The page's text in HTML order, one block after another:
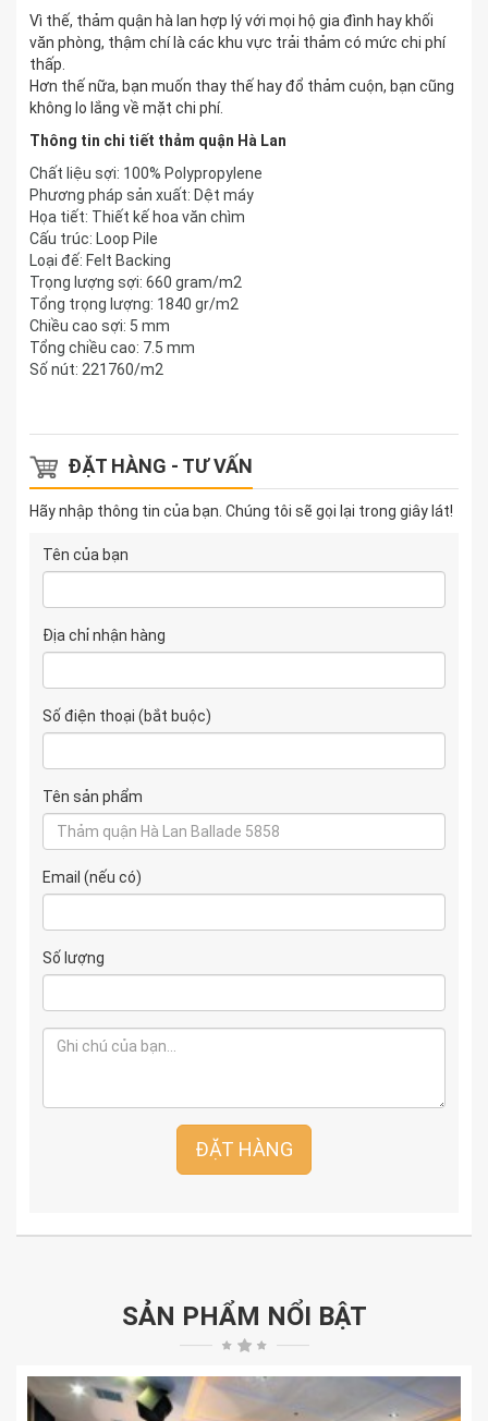
Vì thế, thảm quận hà lan hợp lý với mọi hộ gia đình hay khối
văn phòng, thậm chí là các khu vực trải thảm có mức chi phí
thấp.
Hơn thế nữa, bạn muốn thay thế hay đổ thảm cuộn, bạn cũng
không lo lắng về mặt chi phí.
Thông tin chi tiết thảm quận Hà Lan
Chất liệu sợi: 100% Polypropylene
Phương pháp sản xuất: Dệt máy
Họa tiết: Thiết kế hoa văn chìm
Cấu trúc: Loop Pile
Loại đế: Felt Backing
Trọng lượng sợi: 660 gram/m2
Tổng trọng lượng: 1840 gr/m2
Chiều cao sợi: 5 mm
Tổng chiều cao: 7.5 mm
Số nút: 221760/m2
ĐẶT HÀNG - TƯ VẤN
Hãy nhập thông tin của bạn. Chúng tôi sẽ gọi lại trong giây lát!
Tên của bạn
Địa chỉ nhận hàng
Số điện thoại (bắt buộc)
Tên sản phẩm
Email (nếu có)
Số lượng
ĐẶT HÀNG
SẢN PHẨM NỔI BẬT